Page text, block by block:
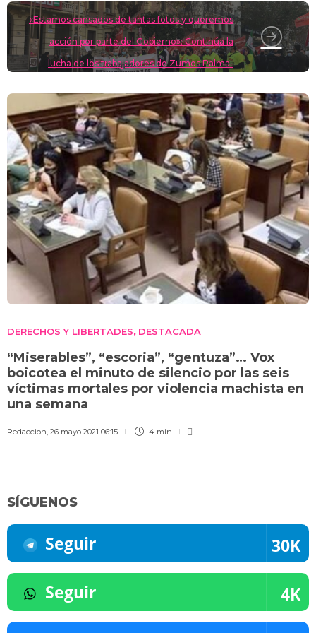
«Estamos cansados de tantas fotos y queremos
acción por parte del Gobierno»: Continúa la
lucha de los trabajadores de Zumos Palma-
DERECHOS Y LIBERTADES, DESTACADA
“Miserables”, “escoria”, “gentuza”… Vox
boicotea el minuto de silencio por las seis
víctimas mortales por violencia machista en
una semana
Redaccion, 26 mayo 2021 06:15 4 min
SÍGUENOS
Seguir 30K
Seguir 4K